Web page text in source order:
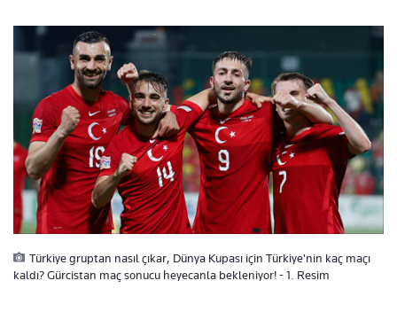
Türkiye gruptan nasıl çıkar, Dünya Kupası için Türkiye'nin kaç maçı
kaldı? Gürcistan maç sonucu heyecanla bekleniyor! - 1. Resim